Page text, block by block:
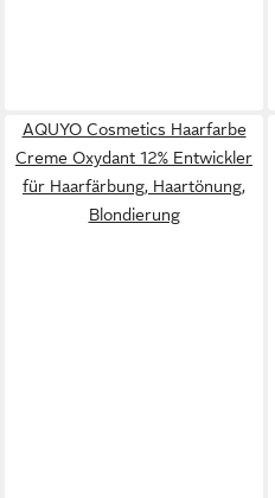
AQUYO Cosmetics Haarfarbe
Creme Oxydant 12% Entwickler
für Haarfärbung, Haartönung,
Blondierung